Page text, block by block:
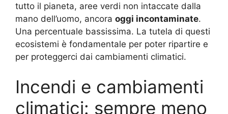
tutto il pianeta, aree verdi non intaccate dalla
mano dell’uomo, ancora oggi incontaminate.
Una percentuale bassissima. La tutela di questi
ecosistemi è fondamentale per poter ripartire e
per proteggerci dai cambiamenti climatici.
Incendi e cambiamenti
climatici: sempre meno